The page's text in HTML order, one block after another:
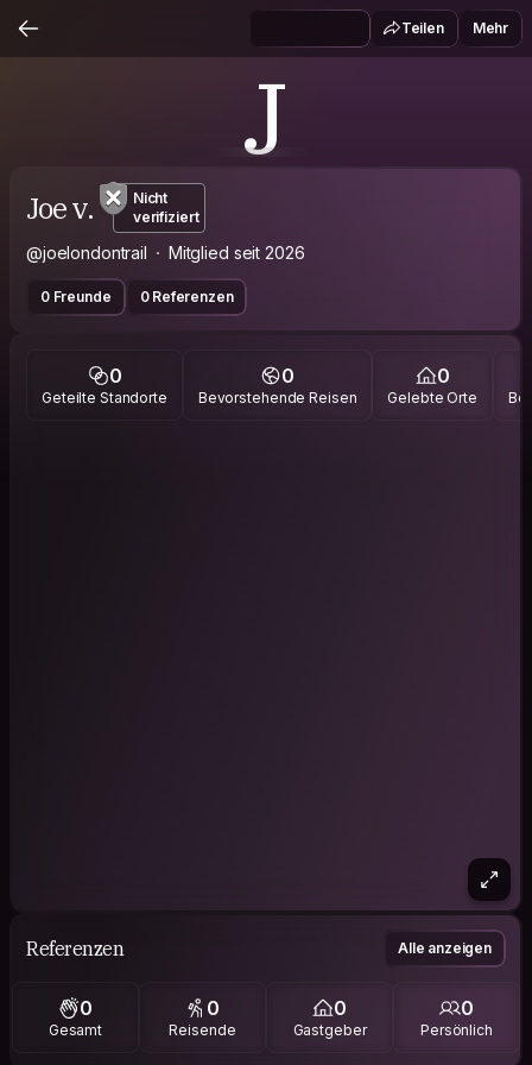
Teilen Mehr
J
Joe v.
Nicht
verifiziert
@joelondontrail Mitglied seit 2026
0 Freunde 0 Referenzen
0
Geteilte Standorte
0
Bevorstehende Reisen
0
Gelebte Orte
Referenzen Alle anzeigen
0
Gesamt
0
Reisende
0
Gastgeber
0
Persönlich